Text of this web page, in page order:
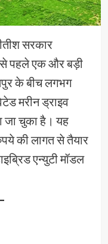
सरकार
से पहले एक और बड़ी
के बीच लगभग
मरीन ड्राइव
जा चुका है। यह
की लागत से तैयार
एन्युटी मॉडल